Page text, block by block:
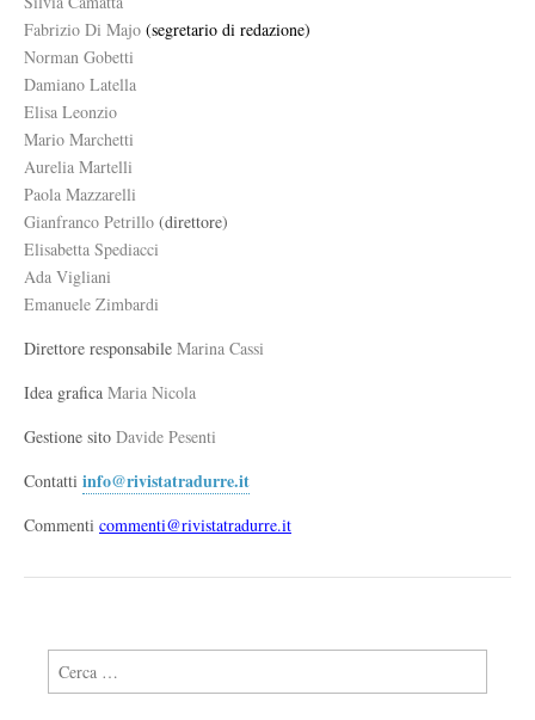
Fabrizio Di Majo (segretario di redazione)
Norman Gobetti
Damiano Latella
Elisa Leonzio
Mario Marchetti
Aurelia Martelli
Paola Mazzarelli
Gianfranco Petrillo (direttore)
Elisabetta Spediacci
Ada Vigliani
Emanuele Zimbardi
Direttore responsabile Marina Cassi
Idea grafica Maria Nicola
Gestione sito Davide Pesenti
Contatti info@rivistatradurre.it
Commenti commenti@rivistatradurre.it
Ricerca per: